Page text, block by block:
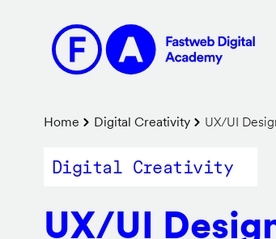
contenuto
principale
Briciole
di
Home Digital Creativity UX/UI
Digital Creativity
UX/UI